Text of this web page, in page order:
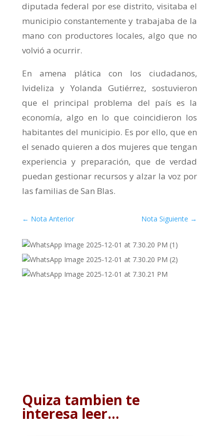
diputada federal por ese distrito, visitaba el
municipio constantemente y trabajaba de la
mano con productores locales, algo que no
volvió a ocurrir.
En amena plática con los ciudadanos,
Ivideliza y Yolanda Gutiérrez, sostuvieron
que el principal problema del país es la
economía, algo en lo que coincidieron los
habitantes del municipio. Es por ello, que en
el senado quieren a dos mujeres que tengan
experiencia y preparación, que de verdad
puedan gestionar recursos y alzar la voz por
las familias de San Blas.
← Nota Anterior Nota Siguiente →
Quiza tambien te
interesa leer…